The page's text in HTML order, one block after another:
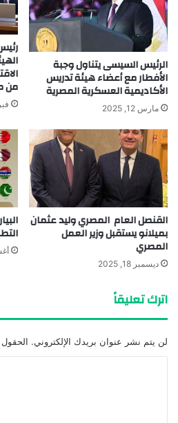
الرئيس السيسى يتناول وجبة
الأفطار مع أعضاء هيئة تدريس
الأكاديمية العسكرية المصرية
مارس 12, 2025
من
القنصل العام المصري وليد عثمان
بميلانو يستقبل وزير العمل
المصري
ديسمبر 18, 2025
اترك تعليقاً
لن يتم نشر عنوان بريدك الإلكتروني. الحقول